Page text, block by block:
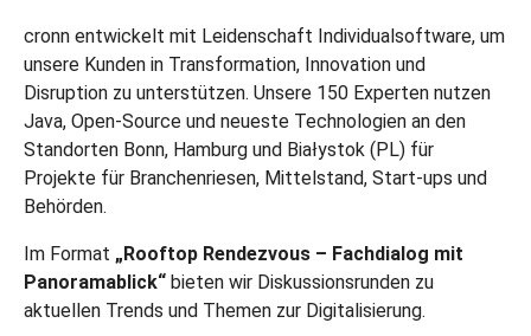
cronn entwickelt mit Leidenschaft Individualsoftware, um
unsere Kunden in Transformation, Innovation und
Disruption zu unterstützen. Unsere 150 Experten nutzen
Java, Open-Source und neueste Technologien an den
Standorten Bonn, Hamburg und Białystok (PL) für
Projekte für Branchenriesen, Mittelstand, Start-ups und
Behörden.
Im Format „Rooftop Rendezvous – Fachdialog mit
Panoramablick“ bieten wir Diskussionsrunden zu
aktuellen Trends und Themen zur Digitalisierung.